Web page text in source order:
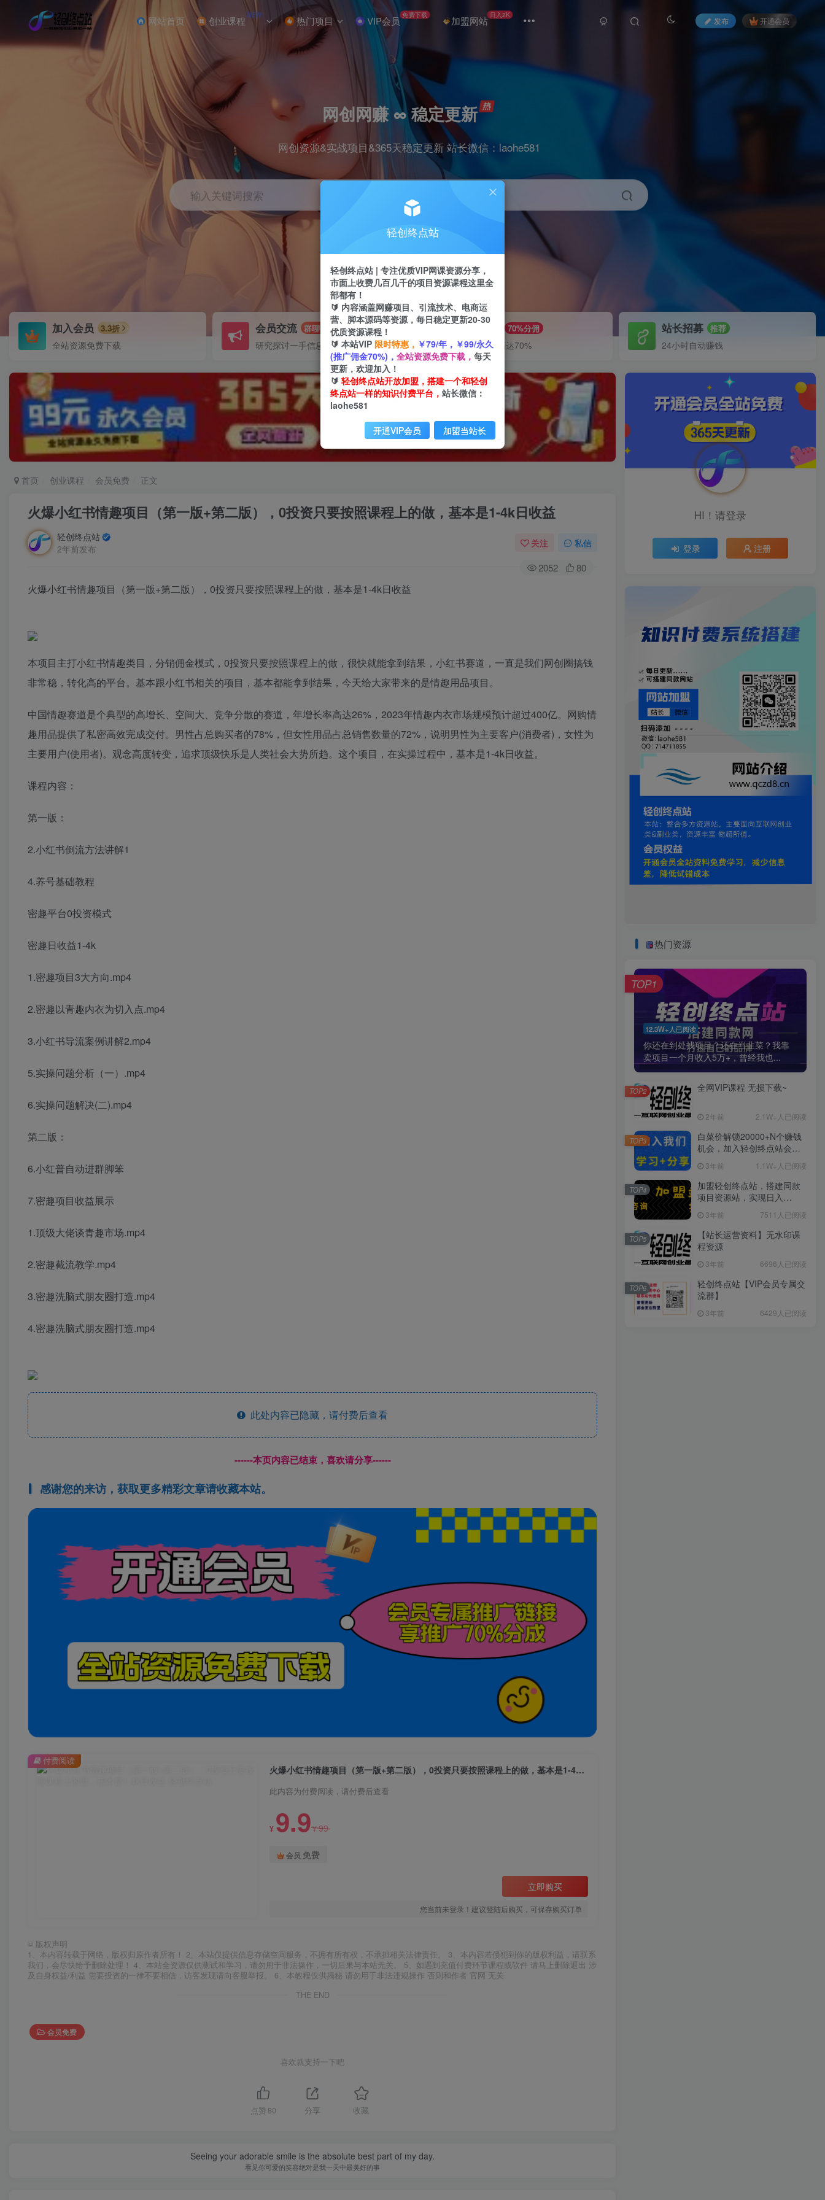
网站首页 创业课程 NEW 热门项目 VIP会员 免费下载 加盟网站 日入2K
发布 开通会员
网创网赚 ∞ 稳定更新
网创资源&实战项目&365天稳定更新 站长微信：laohe581
输入关键词搜索
剪辑 引流 带货
加入会员 3.3折
全站资源免费下载
会员交流 群聊
研究探讨一手信息差
推广赚钱 70%分佣
推广返佣高达70%
站长招募 推荐
24小时自动赚钱
首页 创业课程 会员免费 正文
火爆小红书情趣项目（第一版+第二版），0投资只要按照课程上的做，基本是1-4k日收益
轻创终点站
2年前发布
关注 私信
2052 80
火爆小红书情趣项目（第一版+第二版），0投资只要按照课程上的做，基本是1-4k日收益
本项目主打小红书情趣类目，分销佣金模式，0投资只要按照课程上的做，很快就能拿到结果，小红书赛道，一直是我们网创圈搞钱
非常稳，转化高的平台。基本跟小红书相关的项目，基本都能拿到结果，今天给大家带来的是情趣用品项目。
中国情趣赛道是个典型的高增长、空间大、竞争分散的赛道，年增长率高达26%，2023年情趣内衣市场规模预计超过400亿。网购情
趣用品提供了私密高效完成交付。男性占总购买者的78%，但女性用品占总销售数量的72%，说明男性为主要客户(消费者)，女性为
主要用户(使用者)。观念高度转变，追求顶级快乐是人类社会大势所趋。这个项目，在实操过程中，基本是1-4k日收益。
课程内容：
第一版：
2.小红书倒流方法讲解1
4.养号基础教程
密趣平台0投资模式
密趣日收益1-4k
1.密趣项目3大方向.mp4
2.密趣以青趣内衣为切入点.mp4
3.小红书导流案例讲解2.mp4
5.实操问题分析（一）.mp4
6.实操问题解决(二).mp4
第二版：
6.小红普自动进群脚笨
7.密趣项目收益展示
1.顶级大佬谈青趣市场.mp4
2.密趣截流教学.mp4
3.密趣洗脑式朋友圈打造.mp4
4.密趣洗脑式朋友圈打造.mp4
此处内容已隐藏，请付费后查看
------本页内容已结束，喜欢请分享------
感谢您的来访，获取更多精彩文章请收藏本站。
火爆小红书情趣项目（第一版+第二版），0投资只要按照课程上的做，基本是1-4k日收益
此内容为付费阅读，请付费后查看
¥ 9.9¥99
会员 免费
立即购买
您当前未登录！建议登陆后购买，可保存购买订单
付费阅读
© 版权声明
1、本内容转载于网络，版权归原作者所有！ 2、本站仅提供信息存储空间服务，不拥有所有权，不承担相关法律责任。 3、本内容若侵犯到你的版权利益，请联系
我们，会尽快给予删除处理！ 4、本站全资源仅供测试和学习，请勿用于非法操作，一切后果与本站无关。 5、如遇到充值付费环节课程或软件 请马上删除退出 涉
及自身权益/利益 需要投资的一律不要相信，访客发现请向客服举报。 6、本教程仅供揭秘 请勿用于非法违规操作 否则和作者 官网 无关
THE END
会员免费
喜欢就支持一下吧
点赞 80 分享 收藏
Seeing your adorable smile is the absolute best part of my day.
看见你可爱的笑容绝对是我一天中最美好的事
HI！请登录
登录 注册
热门资源
12.3W+人已阅读
你还在到处找项目？还在当韭菜？我靠
卖项目一个月收入5万+，曾经我也...
TOP1
全网VIP课程 无损下载~
2年前 2.1W+人已阅读
TOP2
白菜价解锁20000+N个赚钱
机会，加入轻创终点站会
3年前 1.1W+人已阅读
TOP3
加盟轻创终点站，搭建同款
项目资源站，实现日入
3年前 7511人已阅读
TOP4
【站长运营资料】无水印课
程资源
3年前 6696人已阅读
TOP5
轻创终点站【VIP会员专属交
流群】
3年前 6429人已阅读
TOP6
轻创终点站
轻创终点站 | 专注优质VIP网课资源分享，
市面上收费几百几千的项目资源课程这里全
部都有！
🔰 内容涵盖网赚项目、引流技术、电商运
营、脚本源码等资源，每日稳定更新20-30
优质资源课程！
🔰 本站VIP 限时特惠， ￥79/年，￥99/永久
(推广佣金70%)， 全站资源免费下载， 每天
更新，欢迎加入！
🔰 轻创终点站开放加盟，搭建一个和轻创
终点站一样的知识付费平台， 站长微信：
laohe581
开通VIP会员 加盟当站长